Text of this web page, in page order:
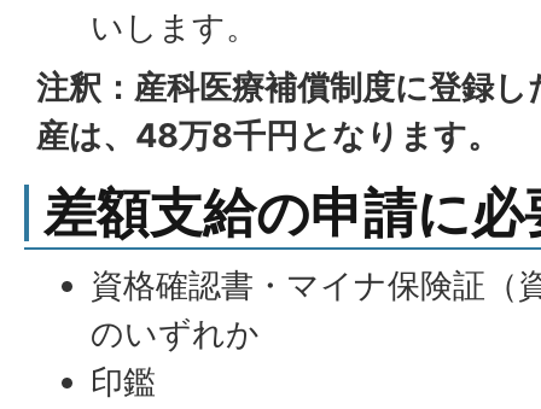
いします。
注釈：産科医療補償制度に登録
産は、48万8千円となります。
差額支給の申請に
資格確認書・マイナ保険証（
のいずれか
印鑑